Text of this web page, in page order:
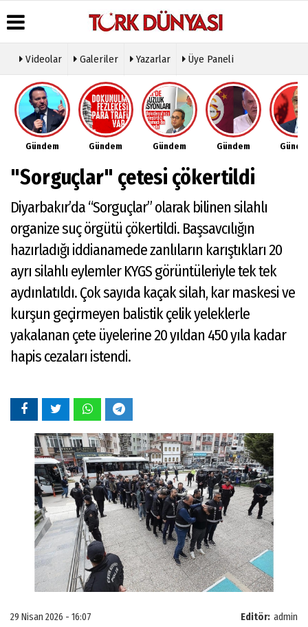
Üye Paneli
Haber
Arşivi
Gazete
Arşivi
Haberleri
Hava
Durumu
Gazete
Manşetleri
Anketler
Biyografiler
Köşe
Yazarları
Video
Galeri
Foto
Etkinlikler
Künye
İletişim
Çerez
Politikası
İlkeleri
Videolar Galeriler Yazarlar Üye Paneli
Gündem Gündem Gündem Gündem
"Sorguçlar" çetesi çökertildi
Diyarbakır’da “Sorguçlar” olarak bilinen silahlı
organize suç örgütü çökertildi. Başsavcılığın
hazırladığı iddianamede zanlıların karıştıkları 20
ayrı silahlı eylemler KYGS görüntüleriyle tek tek
aydınlatıldı. Çok sayıda kaçak silah, kar maskesi ve
kurşun geçirmeyen balistik çelik yeleklerle
yakalanan çete üyelerine 20 yıldan 450 yıla kadar
hapis cezaları istendi.
Editör: admin
29 Nisan 2026 - 16:07